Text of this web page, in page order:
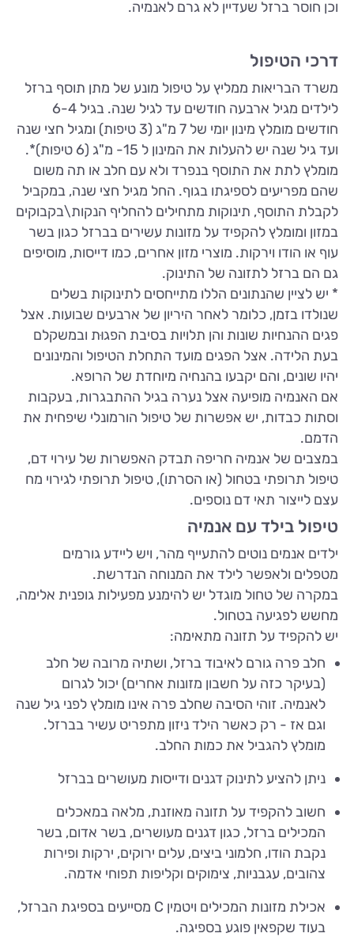
וכן חוסר ברזל שעדיין לא גרם לאנמיה.
דרכי הטיפול
משרד הבריאות ממליץ על טיפול מונע של מתן תוסף ברזל
לילדים מגיל ארבעה חודשים עד לגיל שנה. בגיל 6-4
חודשים מומלץ מינון יומי של 7 מ"ג (3 טיפות) ומגיל חצי שנה
ועד גיל שנה יש להעלות את המינון ל 15- מ"ג (6 טיפות)*.
מומלץ לתת את התוסף בנפרד ולא עם חלב או תה משום
שהם מפריעים לספיגתו בגוף. החל מגיל חצי שנה, במקביל
לקבלת התוסף, תינוקות מתחילים להחליף הנקות\בקבוקים
במזון ומומלץ להקפיד על מזונות עשירים בברזל כגון בשר
עוף או הודו וירקות. מוצרי מזון אחרים, כמו דייסות, מוסיפים
גם הם ברזל לתזונה של התינוק.
* יש לציין שהנתונים הללו מתייחסים לתינוקות בשלים
שנולדו בזמן, כלומר לאחר היריון של ארבעים שבועות. אצל
פגים ההנחיות שונות והן תלויות בסיבת הפגוּת ובמשקלם
בעת הלידה. אצל הפגים מועד התחלת הטיפול והמינונים
יהיו שונים, והם יקבעו בהנחיה מיוחדת של הרופא.
אם האנמיה מופיעה אצל נערה בגיל ההתבגרות, בעקבות
וסתות כבדות, יש אפשרות של טיפול הורמונלי שיפחית את
הדמם.
במצבים של אנמיה חריפה תבדק האפשרות של עירוי דם,
טיפול תרופתי בטחול (או הסרתו), טיפול תרופתי לגירוי מח
עצם לייצור תאי דם נוספים.
טיפול בילד עם אנמיה
ילדים אנמים נוטים להתעייף מהר, ויש ליידע גורמים
מטפלים ולאפשר לילד את המנוחה הנדרשת.
במקרה של טחול מוגדל יש להימנע מפעילות גופנית אלימה,
מחשש לפגיעה בטחול.
יש להקפיד על תזונה מתאימה:
חלב פרה גורם לאיבוד ברזל, ושתיה מרובה של חלב
(בעיקר כזה על חשבון מזונות אחרים) יכול לגרום
לאנמיה. זוהי הסיבה שחלב פרה אינו מומלץ לפני גיל שנה
וגם אז - רק כאשר הילד ניזון מתפריט עשיר בברזל.
מומלץ להגביל את כמות החלב.
ניתן להציע לתינוק דגנים ודייסות מעושרים בברזל
חשוב להקפיד על תזונה מאוזנת, מלאה במאכלים
המכילים ברזל, כגון דגנים מעושרים, בשר אדום, בשר
נקבת הודו, חלמוני ביצים, עלים ירוקים, ירקות ופירות
צהובים, עגבניות, צימוקים וקליפות תפוחי אדמה.
אכילת מזונות המכילים ויטמין C מסייעים בספיגת הברזל,
בעוד שקפאין פוגע בספיגה.